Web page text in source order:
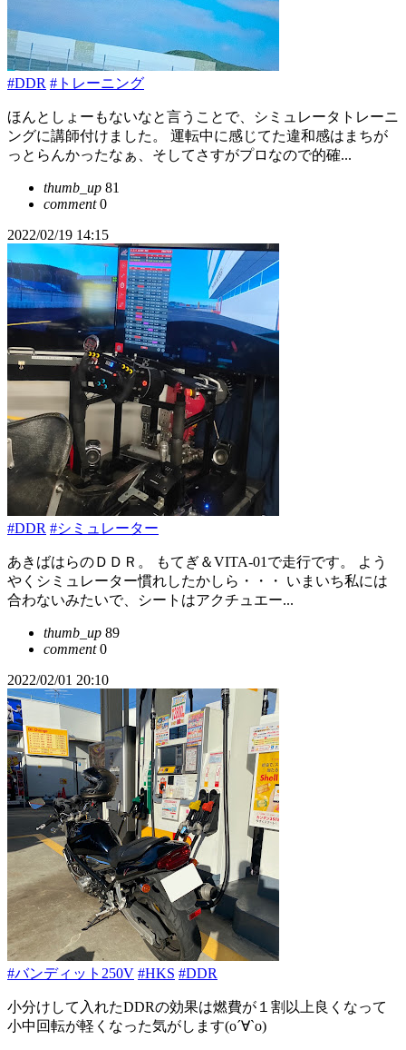
#DDR #トレーニング
ほんとしょーもないなと言うことで、シミュレータトレーニ
ングに講師付けました。 運転中に感じてた違和感はまちが
っとらんかったなぁ、そしてさすがプロなので的確...
thumb_up 81
comment0
2022/02/19 14:15
#DDR #シミュレーター
あきばはらのＤＤＲ。 もてぎ＆VITA-01で走行です。 よう
やくシミュレーター慣れしたかしら・・・ いまいち私には
合わないみたいで、シートはアクチュエー...
thumb_up 89
comment0
2022/02/01 20:10
#バンディット250V #HKS #DDR
小分けして入れたDDRの効果は燃費が１割以上良くなって
小中回転が軽くなった気がします(о´∀`о)